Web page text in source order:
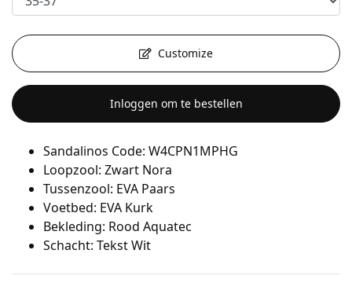
Customize
Inloggen om te bestellen
Sandalinos Code: W4CPN1MPHG
Loopzool: Zwart Nora
Tussenzool: EVA Paars
Voetbed: EVA Kurk
Bekleding: Rood Aquatec
Schacht: Tekst Wit